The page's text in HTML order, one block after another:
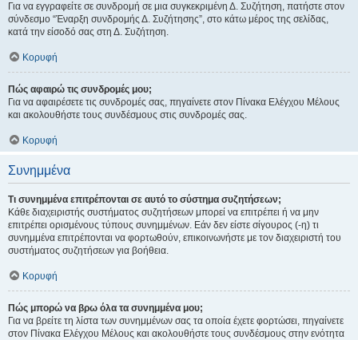
Για να εγγραφείτε σε συνδρομή σε μια συγκεκριμένη Δ. Συζήτηση, πατήστε στον
σύνδεσμο “Έναρξη συνδρομής Δ. Συζήτησης”, στο κάτω μέρος της σελίδας,
κατά την είσοδό σας στη Δ. Συζήτηση.
Κορυφή
Πώς αφαιρώ τις συνδρομές μου;
Για να αφαιρέσετε τις συνδρομές σας, πηγαίνετε στον Πίνακα Ελέγχου Μέλους
και ακολουθήστε τους συνδέσμους στις συνδρομές σας.
Κορυφή
Συνημμένα
Τι συνημμένα επιτρέπονται σε αυτό το σύστημα συζητήσεων;
Κάθε διαχειριστής συστήματος συζητήσεων μπορεί να επιτρέπει ή να μην
επιτρέπει ορισμένους τύπους συνημμένων. Εάν δεν είστε σίγουρος (-η) τι
συνημμένα επιτρέπονται να φορτωθούν, επικοινωνήστε με τον διαχειριστή του
συστήματος συζητήσεων για βοήθεια.
Κορυφή
Πώς μπορώ να βρω όλα τα συνημμένα μου;
Για να βρείτε τη λίστα των συνημμένων σας τα οποία έχετε φορτώσει, πηγαίνετε
στον Πίνακα Ελέγχου Μέλους και ακολουθήστε τους συνδέσμους στην ενότητα